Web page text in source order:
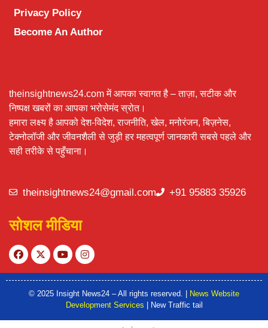
Privacy Policy
Become An Author
theinsightnews24.com में आपका स्वागत है – ताज़ा, सटीक और
निष्पक्ष खबरों का आपका भरोसेमंद स्रोत।
हमारा लक्ष्य है आपको देश-विदेश, राजनीति, खेल, मनोरंजन, बिज़नेस,
टेक्नोलॉजी और जीवनशैली से जुड़ी हर महत्वपूर्ण जानकारी सबसे पहले और
सही तरीके से पहुँचाना।
theinsightnews24@gmail.com +91 95883 35926
सोशल मीडिया
© 2025 Insight News24 – All rights reserved. | News Website
Development Services | New Traffic tail